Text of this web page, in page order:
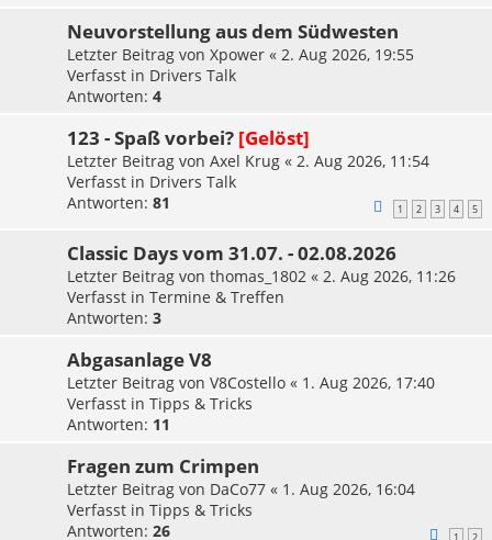
Neuvorstellung aus dem Südwesten
Letzter Beitrag von Xpower « 2. Aug 2026, 19:55
Verfasst in Drivers Talk
Antworten: 4
123 - Spaß vorbei? [Gelöst]
Letzter Beitrag von Axel Krug « 2. Aug 2026, 11:54
Verfasst in Drivers Talk
Antworten: 81 1 2 3 4 5
Classic Days vom 31.07. - 02.08.2026
Letzter Beitrag von thomas_1802 « 2. Aug 2026, 11:26
Verfasst in Termine & Treffen
Antworten: 3
Abgasanlage V8
Letzter Beitrag von V8Costello « 1. Aug 2026, 17:40
Verfasst in Tipps & Tricks
Antworten: 11
Fragen zum Crimpen
Letzter Beitrag von DaCo77 « 1. Aug 2026, 16:04
Verfasst in Tipps & Tricks
Antworten: 26 1 2